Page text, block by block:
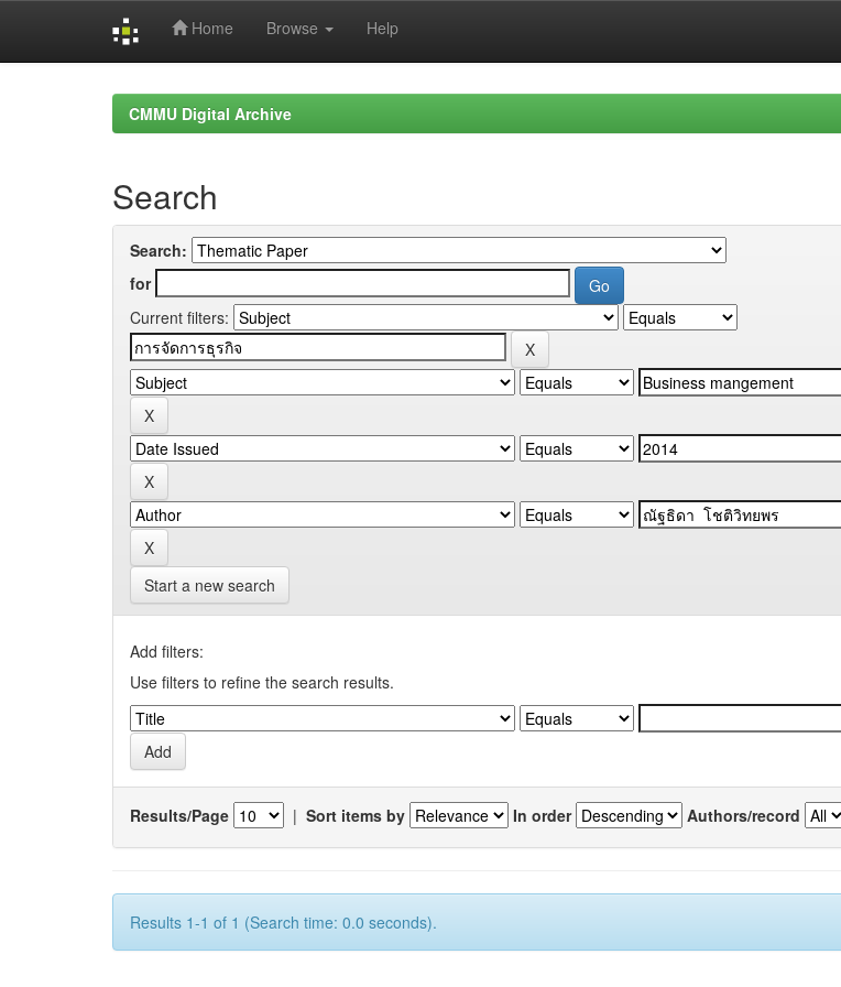
Home Browse Help
CMMU Digital Archive
Search
Search:
for
Current filters:
Start a new search
Add filters:
Use filters to refine the search results.
Results/Page | Sort items by In order Authors/record
Results 1-1 of 1 (Search time: 0.0 seconds).